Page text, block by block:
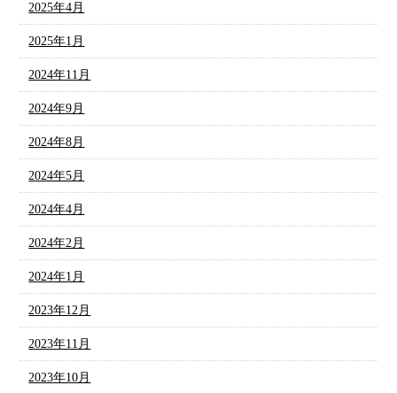
2025年4月
2025年1月
2024年11月
2024年9月
2024年8月
2024年5月
2024年4月
2024年2月
2024年1月
2023年12月
2023年11月
2023年10月